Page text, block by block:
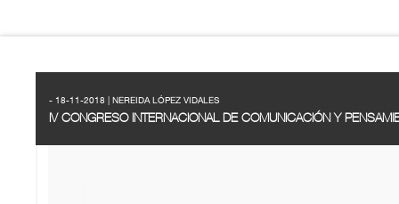
- 18-11-2018 | NEREIDA LÓPEZ VIDALES
IV CONGRESO INTERNACIONAL DE COMUNICACIÓN Y